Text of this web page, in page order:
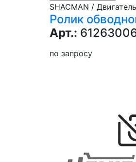
SHACMAN / Двигатель
Ролик
Арт.:
по запросу